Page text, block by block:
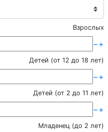
Взрослых
−+
Детей (от 12 до 18 лет)
−+
Детей (от 2 до 11 лет)
−+
Младенец (до 2 лет)